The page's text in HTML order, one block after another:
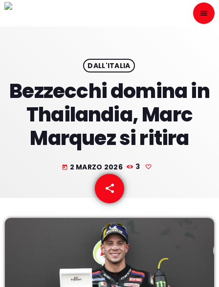
menu
play_arrow
NUESTRAS FRECUENCIAS
CONTACTO
DALL'ITALIA
Bezzecchi domina in
Thailandia, Marc
Marquez si ritira
today 2 MARZO 2026 3
share
email